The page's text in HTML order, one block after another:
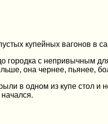
купейных вагонов в
с непривычным
она чернее, пьянее,
в одном из купе стол и